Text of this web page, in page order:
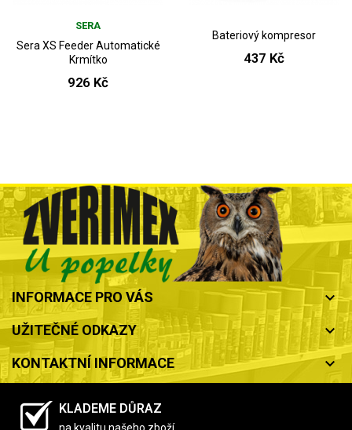
SERA
Sera XS Feeder Automatické
Krmítko
926 Kč
Bateriový kompresor
437 Kč
INFORMACE PRO VÁS keyboard_arrow_down
UŽITEČNÉ ODKAZY keyboard_arrow_down
KONTAKTNÍ INFORMACE keyboard_arrow_down
KLADEME DŮRAZ